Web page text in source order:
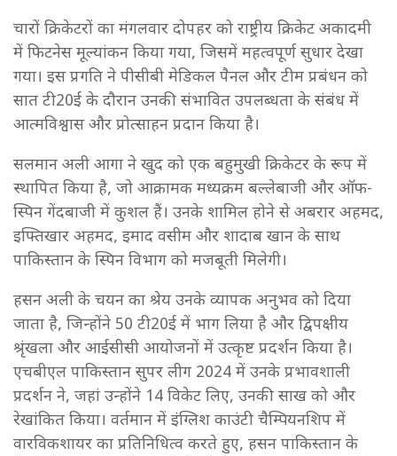
चारों क्रिकेटरों का मंगलवार दोपहर को राष्ट्रीय क्रिकेट अकादमी
में फिटनेस मूल्यांकन किया गया, जिसमें महत्वपूर्ण सुधार देखा
गया। इस प्रगति ने पीसीबी मेडिकल पैनल और टीम प्रबंधन को
सात टी20ई के दौरान उनकी संभावित उपलब्धता के संबंध में
आत्मविश्वास और प्रोत्साहन प्रदान किया है।
सलमान अली आगा ने खुद को एक बहुमुखी क्रिकेटर के रूप में
स्थापित किया है, जो आक्रामक मध्यक्रम बल्लेबाजी और ऑफ-
स्पिन गेंदबाजी में कुशल हैं। उनके शामिल होने से अबरार अहमद,
इफ्तिखार अहमद, इमाद वसीम और शादाब खान के साथ
पाकिस्तान के स्पिन विभाग को मजबूती मिलेगी।
हसन अली के चयन का श्रेय उनके व्यापक अनुभव को दिया
जाता है, जिन्होंने 50 टी20ई में भाग लिया है और द्विपक्षीय
श्रृंखला और आईसीसी आयोजनों में उत्कृष्ट प्रदर्शन किया है।
एचबीएल पाकिस्तान सुपर लीग 2024 में उनके प्रभावशाली
प्रदर्शन ने, जहां उन्होंने 14 विकेट लिए, उनकी साख को और
रेखांकित किया। वर्तमान में इंग्लिश काउंटी चैम्पियनशिप में
वारविकशायर का प्रतिनिधित्व करते हुए, हसन पाकिस्तान के